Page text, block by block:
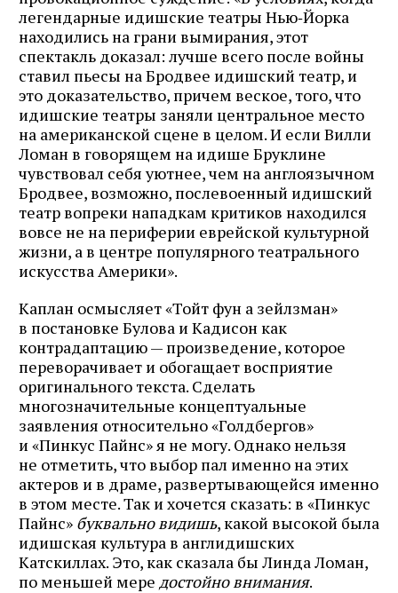
легендарные идишские театры Нью‑Йорка
находились на грани вымирания, этот
спектакль доказал: лучше всего после войны
ставил пьесы на Бродвее идишский театр, и
это доказательство, причем веское, того, что
идишские театры заняли центральное место
на американской сцене в целом. И если Вилли
Ломан в говорящем на идише Бруклине
чувствовал себя уютнее, чем на англоязычном
Бродвее, возможно, послевоенный идишский
театр вопреки нападкам критиков находился
вовсе не на периферии еврейской культурной
жизни, а в центре популярного театрального
искусства Америки».
Каплан осмысляет «Тойт фун а зейлзман»
в постановке Булова и Кадисон как
контрадаптацию — произведение, которое
переворачивает и обогащает восприятие
оригинального текста. Сделать
многозначительные концептуальные
заявления относительно «Голдбергов»
и «Пинкус Пайнс» я не могу. Однако нельзя
не отметить, что выбор пал именно на этих
актеров и в драме, развертывающейся именно
в этом месте. Так и хочется сказать: в «Пинкус
Пайнс» буквально видишь, какой высокой была
идишская культура в англидишских
Катскиллах. Это, как сказала бы Линда Ломан,
по меньшей мере достойно внимания.